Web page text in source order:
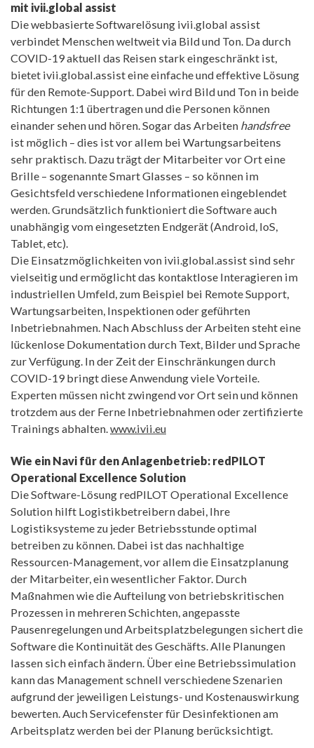
mit ivii.global assist
Die webbasierte Softwarelösung ivii.global assist
verbindet Menschen weltweit via Bild und Ton. Da durch
COVID-19 aktuell das Reisen stark eingeschränkt ist,
bietet ivii.global.assist eine einfache und effektive Lösung
für den Remote-Support. Dabei wird Bild und Ton in beide
Richtungen 1:1 übertragen und die Personen können
einander sehen und hören. Sogar das Arbeiten handsfree
ist möglich – dies ist vor allem bei Wartungsarbeitens
sehr praktisch. Dazu trägt der Mitarbeiter vor Ort eine
Brille – sogenannte Smart Glasses – so können im
Gesichtsfeld verschiedene Informationen eingeblendet
werden. Grundsätzlich funktioniert die Software auch
unabhängig vom eingesetzten Endgerät (Android, IoS,
Tablet, etc).
Die Einsatzmöglichkeiten von ivii.global.assist sind sehr
vielseitig und ermöglicht das kontaktlose Interagieren im
industriellen Umfeld, zum Beispiel bei Remote Support,
Wartungsarbeiten, Inspektionen oder geführten
Inbetriebnahmen. Nach Abschluss der Arbeiten steht eine
lückenlose Dokumentation durch Text, Bilder und Sprache
zur Verfügung. In der Zeit der Einschränkungen durch
COVID-19 bringt diese Anwendung viele Vorteile.
Experten müssen nicht zwingend vor Ort sein und können
trotzdem aus der Ferne Inbetriebnahmen oder zertifizierte
Trainings abhalten.www.ivii.eu
Wie ein Navi für den Anlagenbetrieb: redPILOT
Operational Excellence Solution
Die Software-Lösung redPILOT Operational Excellence
Solution hilft Logistikbetreibern dabei, Ihre
Logistiksysteme zu jeder Betriebsstunde optimal
betreiben zu können. Dabei ist das nachhaltige
Ressourcen-Management, vor allem die Einsatzplanung
der Mitarbeiter, ein wesentlicher Faktor. Durch
Maßnahmen wie die Aufteilung von betriebskritischen
Prozessen in mehreren Schichten, angepasste
Pausenregelungen und Arbeitsplatzbelegungen sichert die
Software die Kontinuität des Geschäfts. Alle Planungen
lassen sich einfach ändern. Über eine Betriebssimulation
kann das Management schnell verschiedene Szenarien
aufgrund der jeweiligen Leistungs- und Kostenauswirkung
bewerten. Auch Servicefenster für Desinfektionen am
Arbeitsplatz werden bei der Planung berücksichtigt.